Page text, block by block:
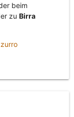
beim
zu Birra